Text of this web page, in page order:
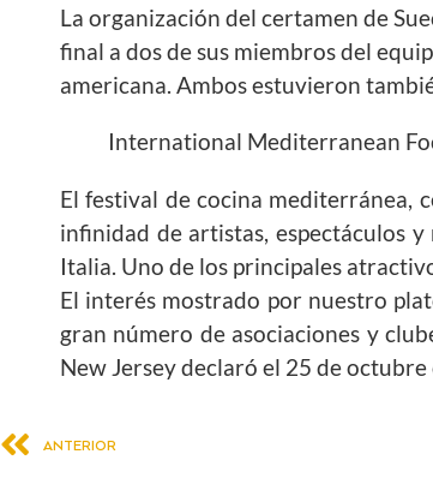
La organización del certamen de
final a dos de sus miembros del
americana. Ambos estuvieron
International Mediterranean
El festival de cocina mediterránea,
infinidad de artistas, espectáculos
Italia. Uno de los principales
El interés mostrado por nuestro
gran número de asociaciones y
New Jersey declaró el 25 de
ANTERIOR